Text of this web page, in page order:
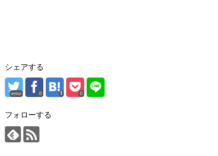
シェアする
error 0 0
フォローする